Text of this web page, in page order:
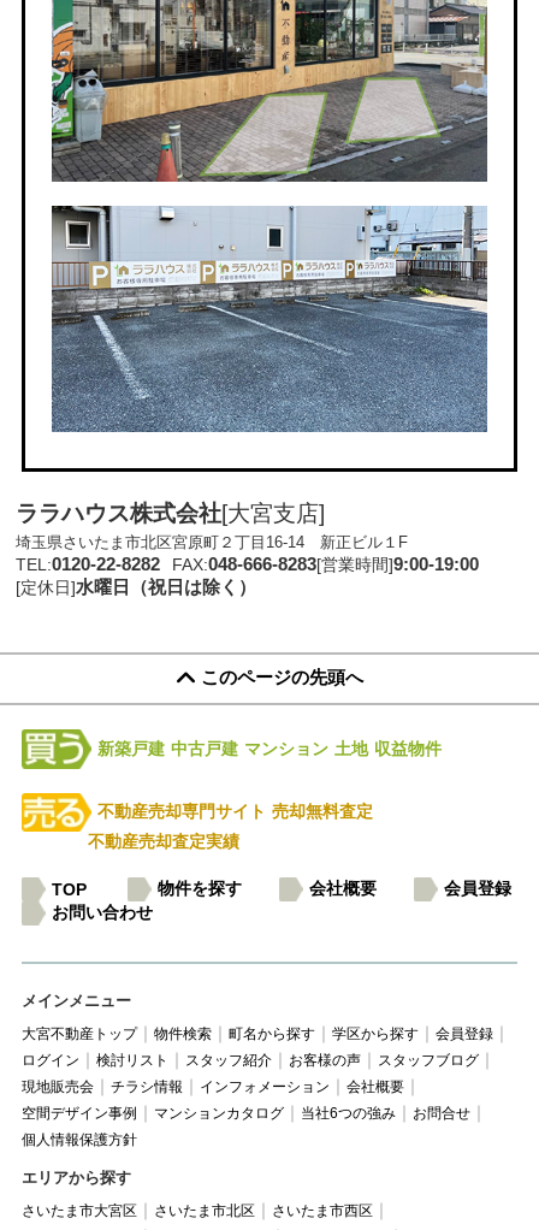
ララハウス株式会社[大宮支店]
埼玉県さいたま市北区宮原町２丁目16-14 新正ビル１F
TEL:0120-22-8282 FAX:048-666-8283[営業時間]9:00-19:00
[定休日]水曜日（祝日は除く）
このページの先頭へ
新築戸建 中古戸建 マンション 土地 収益物件
不動産売却専門サイト 売却無料査定
不動産売却査定実績
TOP 物件を探す 会社概要
会員登録
お問い合わせ
メインメニュー
大宮不動産トップ 物件検索 町名から探す 学区から探す
会員登録
ログイン
検討リスト スタッフ紹介 お客様の声
スタッフブログ
現地販売会
チラシ情報 インフォメーション
会社概要
空間デザイン事例
マンションカタログ 当社6つの強み
お問合せ
個人情報保護方針
エリアから探す
さいたま市大宮区 さいたま市北区
さいたま市西区